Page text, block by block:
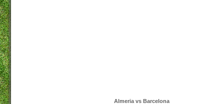
Almeria vs Barcelona